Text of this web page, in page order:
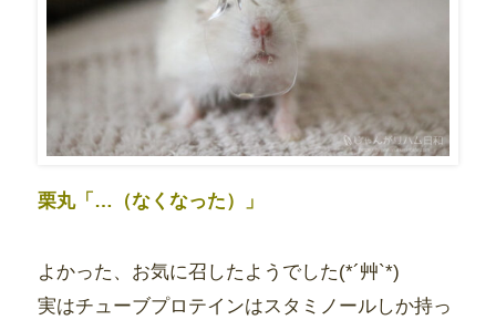
栗丸「…（なくなった）」
よかった、お気に召したようでした(*´艸`*)
実はチューブプロテインはスタミノールしか持っ